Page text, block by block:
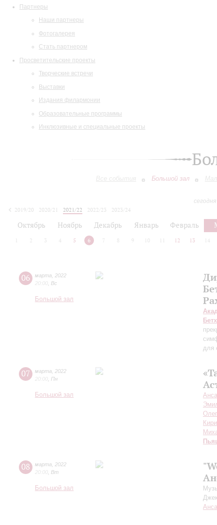
Партнеры
Наши партнеры
Фотогалерея
Стать партнером
Просветительские проекты
Творческие встречи
Выставки
Издания филармонии
Образовательные программы
Инклюзивные и специальные проекты
Все события Большой зал
2019/20
2020/21 2021/22 2022/23
2023/24
Октябрь Ноябрь Декабрь Январь Февраль
2 3 4 5 6 7 8 9 10 12 13 14
06 марта
2022
20:00 Вс
Большой зал
для
07 марта
2022
20:00 Пн
Большой зал
08 марта
2022
20:00 Вт
Большой зал